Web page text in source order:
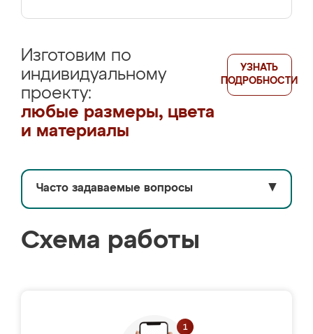
Изготовим по
индивидуальному
проекту:
любые размеры, цвета
и материалы
УЗНАТЬ
ПОДРОБНОСТИ
Часто задаваемые вопросы ▼
Схема работы